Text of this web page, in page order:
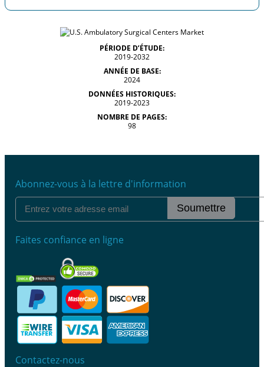
PÉRIODE D’ÉTUDE:
2019-2032
ANNÉE DE BASE:
2024
DONNÉES HISTORIQUES:
2019-2023
NOMBRE DE PAGES:
98
Abonnez-vous à la lettre d'information
Soumettre
Faites confiance en ligne
Contactez-nous